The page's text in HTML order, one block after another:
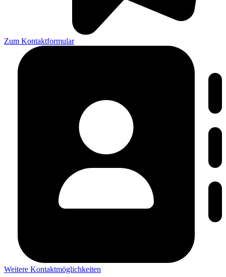
Zum Kontaktformular
Weitere Kontaktmöglichkeiten